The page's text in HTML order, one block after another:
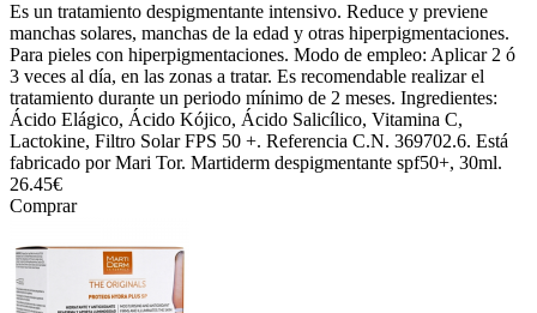
Es un tratamiento despigmentante intensivo. Reduce y previene
manchas solares, manchas de la edad y otras hiperpigmentaciones.
Para pieles con hiperpigmentaciones. Modo de empleo: Aplicar 2 ó
3 veces al día, en las zonas a tratar. Es recomendable realizar el
tratamiento durante un periodo mínimo de 2 meses. Ingredientes:
Ácido Elágico, Ácido Kójico, Ácido Salicílico, Vitamina C,
Lactokine, Filtro Solar FPS 50 +. Referencia C.N. 369702.6. Está
fabricado por Mari Tor. Martiderm despigmentante spf50+, 30ml.
26.45€
Comprar